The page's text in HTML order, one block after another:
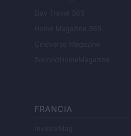
Day Travel 365
Home Magazine 365
Cineverse Magazine
SecondHomeMagazine
FRANCIA
InvestirMag